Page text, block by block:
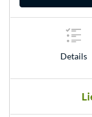
Details